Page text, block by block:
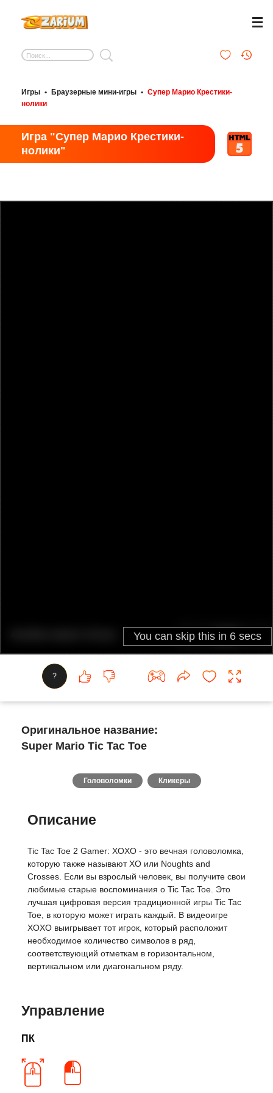
Игры • Браузерные мини-игры • Супер Марио Крестики-
нолики
Игра "Супер Марио Крестики-
нолики"
?
Оригинальное название:
Super Mario Tic Tac Toe
Головоломки Кликеры
Описание
Tic Tac Toe 2 Gamer: XOXO - это вечная головоломка,
которую также называют XO или Noughts and
Crosses. Если вы взрослый человек, вы получите свои
любимые старые воспоминания о Tic Tac Toe. Это
лучшая цифровая версия традиционной игры Tic Tac
Toe, в которую может играть каждый. В видеоигре
XOXO выигрывает тот игрок, который расположит
необходимое количество символов в ряд,
соответствующий отметкам в горизонтальном,
вертикальном или диагональном ряду.
Управление
ПК